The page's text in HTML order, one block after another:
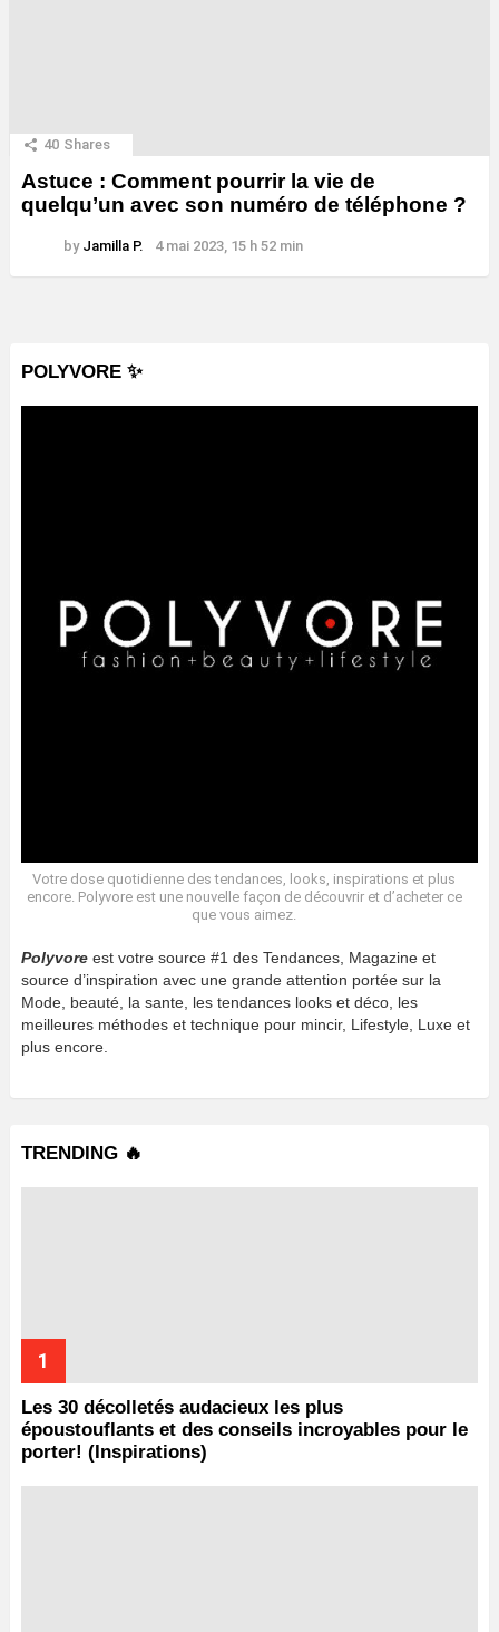
40 Shares
Astuce : Comment pourrir la vie de
quelqu’un avec son numéro de téléphone ?
by Jamilla P. 4 mai 2023, 15 h 52 min
POLYVORE ✨
Votre dose quotidienne des tendances, looks, inspirations et plus
encore. Polyvore est une nouvelle façon de découvrir et d’acheter ce
que vous aimez.
Polyvore est votre source #1 des Tendances, Magazine et
source d’inspiration avec une grande attention portée sur la
Mode, beauté, la sante, les tendances looks et déco, les
meilleures méthodes et technique pour mincir, Lifestyle, Luxe et
plus encore.
TRENDING 🔥
Les 30 décolletés audacieux les plus
époustouflants et des conseils incroyables pour le
porter! (Inspirations)